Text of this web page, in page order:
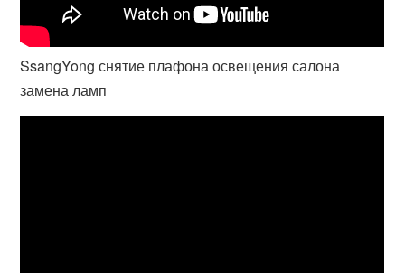
SsangYong снятие плафона освещения салона
замена ламп